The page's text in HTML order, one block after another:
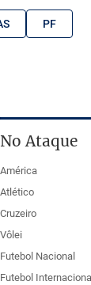
PF
No Ataque
América
Atlético
Cruzeiro
Vôlei
Futebol Nacional
Futebol Internacional